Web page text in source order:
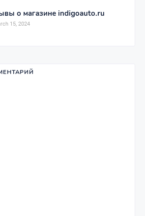
о магазине indigoauto.ru
15, 2024